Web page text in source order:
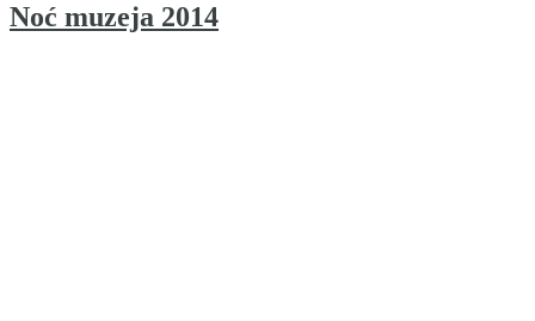
Noć muzeja 2014